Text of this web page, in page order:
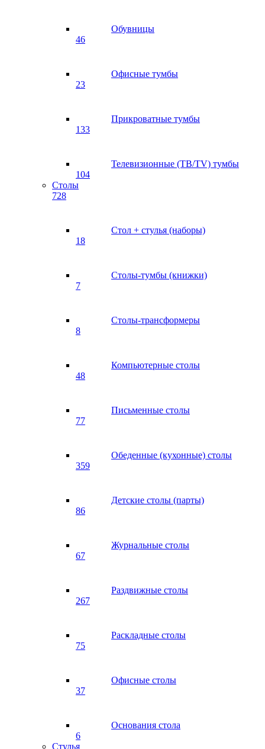
Обувницы
46
Офисные тумбы
23
Прикроватные тумбы
133
Телевизионные (ТВ/TV) тумбы
104
Столы
728
Стол + стулья (наборы)
18
Столы-тумбы (книжки)
7
Столы-трансформеры
8
Компьютерные столы
48
Письменные столы
77
Обеденные (кухонные) столы
359
Детские столы (парты)
86
Журнальные столы
67
Раздвижные столы
267
Раскладные столы
75
Офисные столы
37
Основания стола
6
Стулья